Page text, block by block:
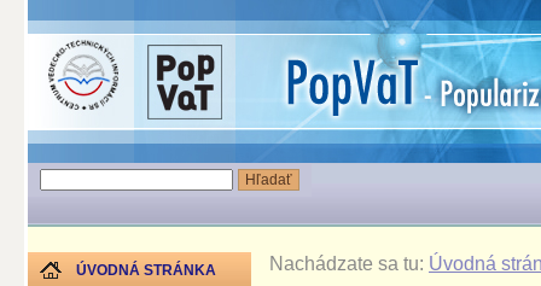
ÚVODNÁ STRÁNKA Nachádzate sa tu: Úvodná